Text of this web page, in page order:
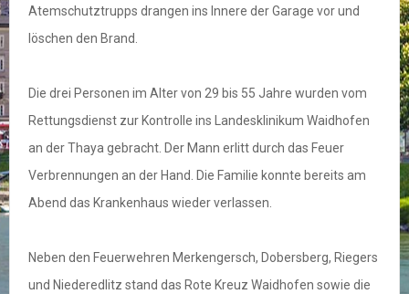
Atemschutztrupps drangen ins Innere der Garage vor und
löschen den Brand.
Die drei Personen im Alter von 29 bis 55 Jahre wurden vom
Rettungsdienst zur Kontrolle ins Landesklinikum Waidhofen
an der Thaya gebracht. Der Mann erlitt durch das Feuer
Verbrennungen an der Hand. Die Familie konnte bereits am
Abend das Krankenhaus wieder verlassen.
Neben den Feuerwehren Merkengersch, Dobersberg, Riegers
und Niederedlitz stand das Rote Kreuz Waidhofen sowie die